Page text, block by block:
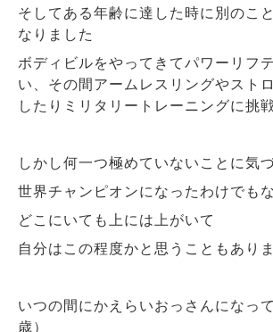
そしてある年齢に達した時に別のこ
なりました
ボディビルをやってきてパワーリフ
い、その間アームレスリングやスト
したりミリタリートレーニングに挑
しかし何一つ極めていないことに気
世界チャンピオンになったわけでも
どこにいても上には上がいて
自分はこの程度かと思うこともあり
いつの間にかえらいおっさんになっ
歳）